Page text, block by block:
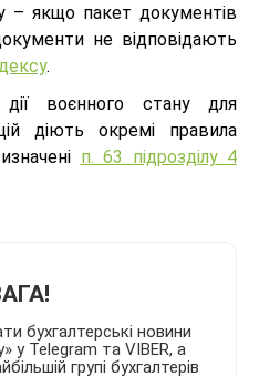
– якщо пакет документів
не відповідають
.
воєнного стану для
діють окремі правила
п. 63 підрозділу 4
бухгалтерські новини
у Telegram та VIBER, а
групі бухгалтерів